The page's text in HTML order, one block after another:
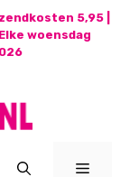
5,95 |
woensdag
Menu